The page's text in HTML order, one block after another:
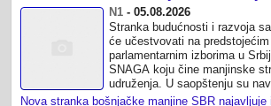
N1 -05.08.2026
Stranka budućnosti i razvoja
će učestvovati na predstojećim
parlamentarnim izborima u
SNAGA koju čine manjinske
udruženja. U saopštenju su
učešću na izborima "izraz